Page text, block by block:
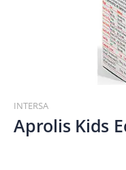
al
comienzo
de
INTERSA
Aprolis Kids